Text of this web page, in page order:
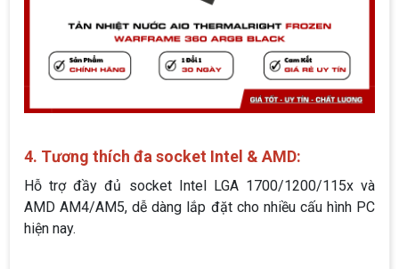
4. Tương thích đa socket Intel & AMD:
Hỗ trợ đầy đủ socket Intel LGA 1700/1200/115x và
AMD AM4/AM5, dễ dàng lắp đặt cho nhiều cấu hình PC
hiện nay.